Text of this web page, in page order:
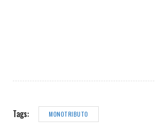
Tags: MONOTRIBUTO